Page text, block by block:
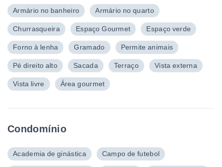
Armário no banheiro Armário no quarto
Churrasqueira Espaço Gourmet Espaço verde
Forno à lenha Gramado Permite animais
Pé direito alto Sacada Terraço Vista externa
Vista livre Área gourmet
Condomínio
Academia de ginástica Campo de futebol